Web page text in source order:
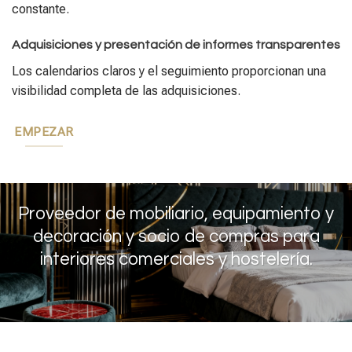
constante.
Adquisiciones y presentación de informes transparentes
Los calendarios claros y el seguimiento proporcionan una
visibilidad completa de las adquisiciones.
EMPEZAR
Proveedor de mobiliario, equipamiento y
decoración y socio de compras para
interiores comerciales y hostelería.